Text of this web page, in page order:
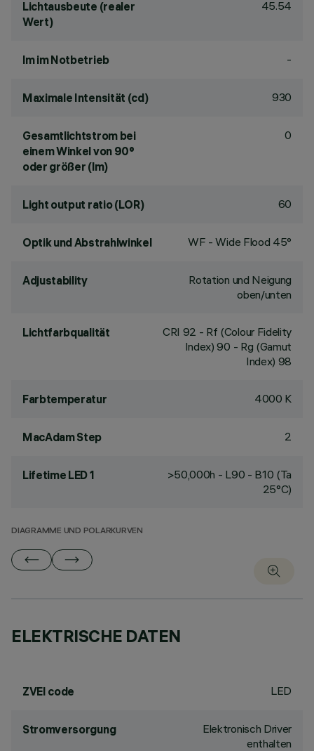
Lichtausbeute (realer
Wert)
45.54
lm im Notbetrieb -
Maximale Intensität (cd) 930
Gesamtlichtstrom bei
einem Winkel von 90°
oder größer (lm)
0
Light output ratio (LOR) 60
Optik und Abstrahlwinkel WF - Wide Flood 45°
Adjustability
Rotation und Neigung
oben/unten
Lichtfarbqualität CRI 92 - Rf (Colour Fidelity
Index) 90 - Rg (Gamut
Index) 98
Farbtemperatur 4000 K
MacAdam Step 2
Lifetime LED 1
>50,000h - L90 - B10 (Ta
25°C)
DIAGRAMME UND POLARKURVEN
ELEKTRISCHE DATEN
ZVEI code LED
Stromversorgung
Elektronisch Driver
enthalten